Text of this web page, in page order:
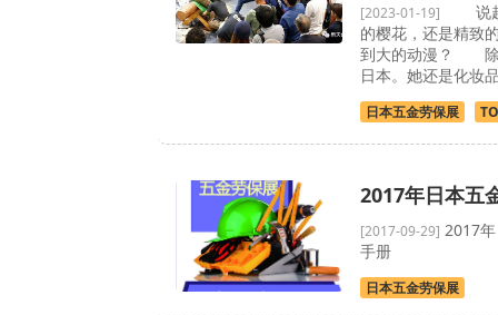
[2023-01-19]
说起
的樱花，还是精致
到大的动漫？ 除
日本。她还是化妆
日本五金劳保展
2017年日本五
[2017-09-29] 2017
手册
日本五金劳保展